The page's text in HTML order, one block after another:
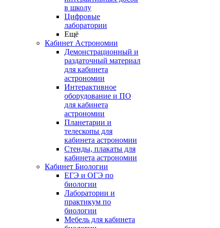
в школу
Цифровые
лаборатории
Ещё
Кабинет Астрономии
Демонстрационный и
раздаточный материал
для кабинета
астрономии
Интерактивное
оборудование и ПО
для кабинета
астрономии
Планетарии и
телескопы для
кабинета астрономии
Стенды, плакаты для
кабинета астрономии
Кабинет Биологии
ЕГЭ и ОГЭ по
биологии
Лаборатории и
практикум по
биологии
Мебель для кабинета